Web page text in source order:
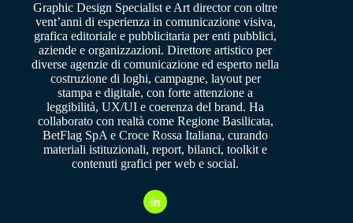
Graphic Design Specialist e Art director con oltre
vent’anni di esperienza in comunicazione visiva,
grafica editoriale e pubblicitaria per enti pubblici,
aziende e organizzazioni. Direttore artistico per
diverse agenzie di comunicazione ed esperto nella
costruzione di loghi, campagne, layout per
stampa e digitale, con forte attenzione a
leggibilità, UX/UI e coerenza del brand. Ha
collaborato con realtà come Regione Basilicata,
BetFlag SpA e Croce Rossa Italiana, curando
materiali istituzionali, report, bilanci, toolkit e
contenuti grafici per web e social.